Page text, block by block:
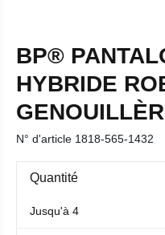
BP®
HYBRIDE
N° d'article 1818-565-1432
Quantité
Jusqu'à 4